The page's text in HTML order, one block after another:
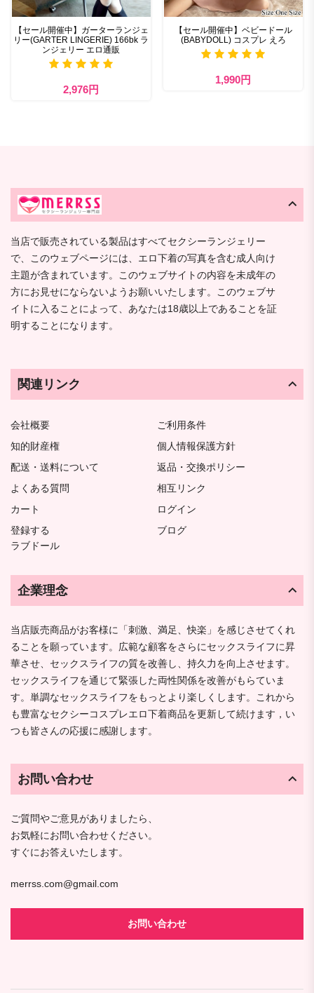
【セール開催中】ガーターランジェ
リー(GARTER LINGERIE) 166bk ラ
ンジェリー エロ通販
2,976円
【セール開催中】ベビードール
(BABYDOLL) コスプレ えろ
1,990円
当店で販売されている製品はすべてセクシーランジェリー
で、このウェブページには、エロ下着の写真を含む成人向け
主題が含まれています。このウェブサイトの内容を未成年の
方にお見せにならないようお願いいたします。このウェブサ
イトに入ることによって、あなたは18歳以上であることを証
明することになります。
関連リンク
会社概要
ご利用条件
知的財産権
個人情報保護方針
配送・送料について
返品・交換ポリシー
よくある質問
相互リンク
カート
ログイン
登録する
ブログ
ラブドール
企業理念
当店販売商品がお客様に「刺激、満足、快楽」を感じさせてくれ
ることを願っています。広範な顧客をさらにセックスライフに昇
華させ、セックスライフの質を改善し、持久力を向上させます。
セックスライフを通じて緊張した両性関係を改善がもらていま
す。単調なセックスライフをもっとより楽しくします。これから
も豊富なセクシーコスプレエロ下着商品を更新して続けます，い
つも皆さんの応援に感謝します。
お問い合わせ
ご質問やご意見がありましたら、
お気軽にお問い合わせください。
すぐにお答えいたします。
merrss.com@gmail.com
お問い合わせ